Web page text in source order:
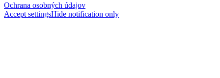
Ochrana osobných údajov
Accept settingsHide notification only